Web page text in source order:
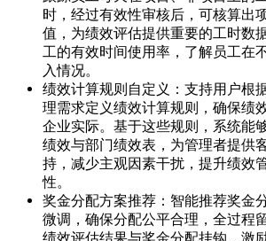
时，经过有效性审核后，可核算出
值，为绩效评估提供重要的工时数
工的有效时间使用率，了解员工在
入情况。
绩效计算规则自定义：支持用户根
理需求定义绩效计算规则，确保绩
企业实际。基于这些规则，系统能
绩效与部门绩效表，为管理者提供
持，减少主观因素干扰，提升绩效
性。
奖金分配方案推荐：智能推荐奖金
微调，确保分配公平合理，全过程